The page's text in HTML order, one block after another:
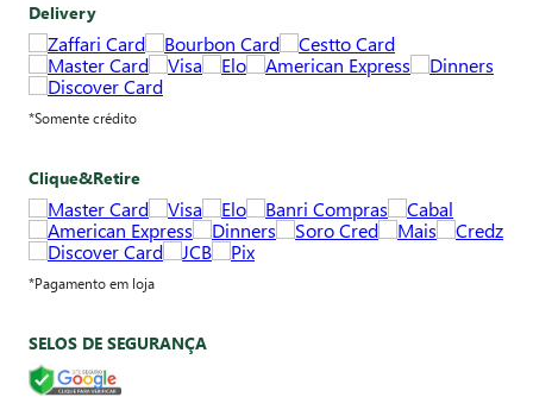
Delivery
*Somente crédito
Clique&Retire
*Pagamento em loja
SELOS DE SEGURANÇA